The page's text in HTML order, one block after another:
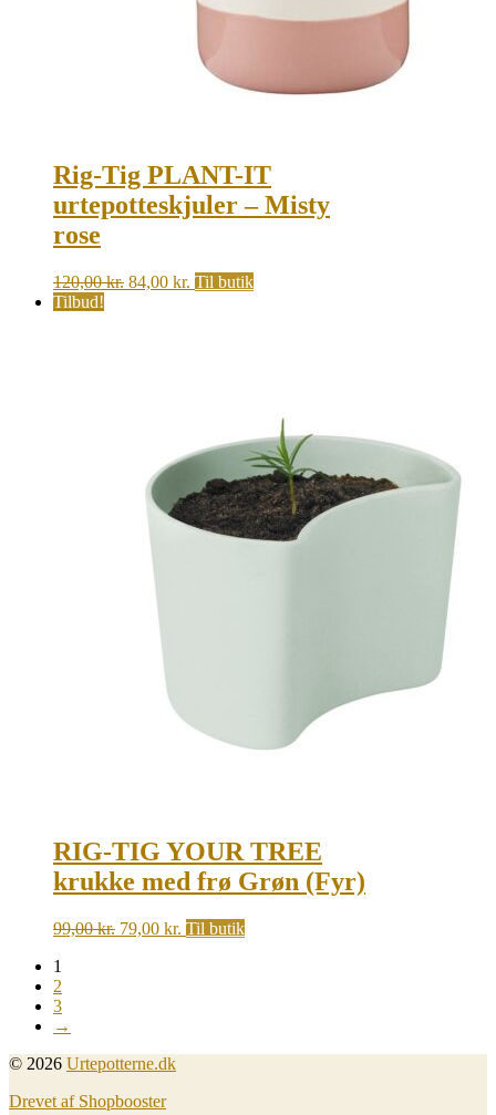
Rig-Tig PLANT-IT
urtepotteskjuler – Misty
rose
120,00kr. Original
84,00 kr. Current
Til butik
Tilbud!
RIG-TIG YOUR TREE
krukke med frø Grøn (Fyr)
99,00kr. Original
79,00 kr. Current
Til butik
1
2
3
→
© 2026 Urtepotterne.dk
Drevet af Shopbooster